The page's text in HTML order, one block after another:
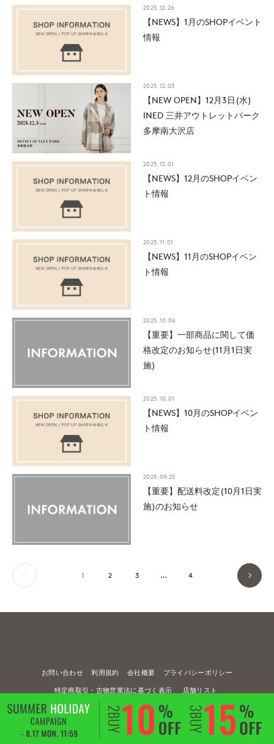
2025.12.26
【NEWS】1月のSHOPイベント
情報
2025.12.03
【NEW OPEN】12月3日(水)
INED 三井アウトレットパーク
多摩南大沢店
2025.12.01
【NEWS】12月のSHOPイベン
ト情報
2025.11.01
【NEWS】11月のSHOPイベン
ト情報
2025.10.06
【重要】一部商品に関して価
格改定のお知らせ(11月1日実
施)
2025.10.01
【NEWS】10月のSHOPイベン
ト情報
2025.09.25
【重要】配送料改定(10月1日実
施)のお知らせ
1 2 3 … 4
お問い合わせ 利用規約 会社概要 プライバシーポリシー
特定商取引・古物営業法に基づく表示 店舗リスト
© FLANDRE CO., LTD.